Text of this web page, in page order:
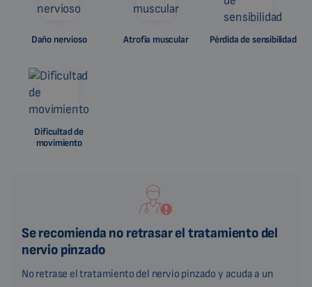
Daño nervioso Atrofia muscular Pérdida de sensibilidad
Dificultad de
movimiento
Se recomienda no retrasar el tratamiento del
nervio pinzado
No retrase el tratamiento del nervio pinzado y acuda a un